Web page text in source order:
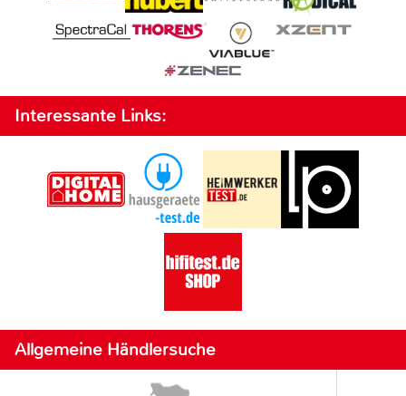
Interessante Links:
Allgemeine Händlersuche